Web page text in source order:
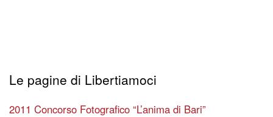
Le pagine di Libertiamoci
2011 Concorso Fotografico “L’anima di Bari”